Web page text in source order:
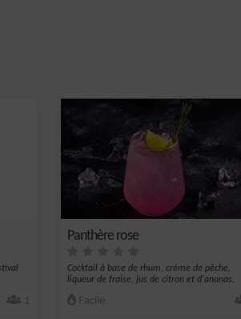
1
Panthère rose
Cocktail à base de rhum, crème de pêche,
liqueur de fraise, jus de citron et d'ananas.
Facile